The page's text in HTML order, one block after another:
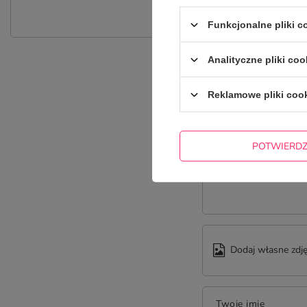
Treść twojej opinii
Dodaj własne
Twoje imię
Funkcjonalne pliki
Analityczne pliki
Reklamowe pliki